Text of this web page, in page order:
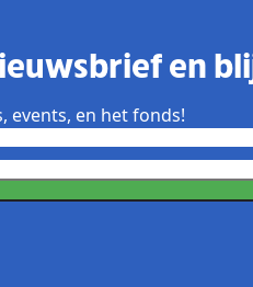
en
events, en het fonds!